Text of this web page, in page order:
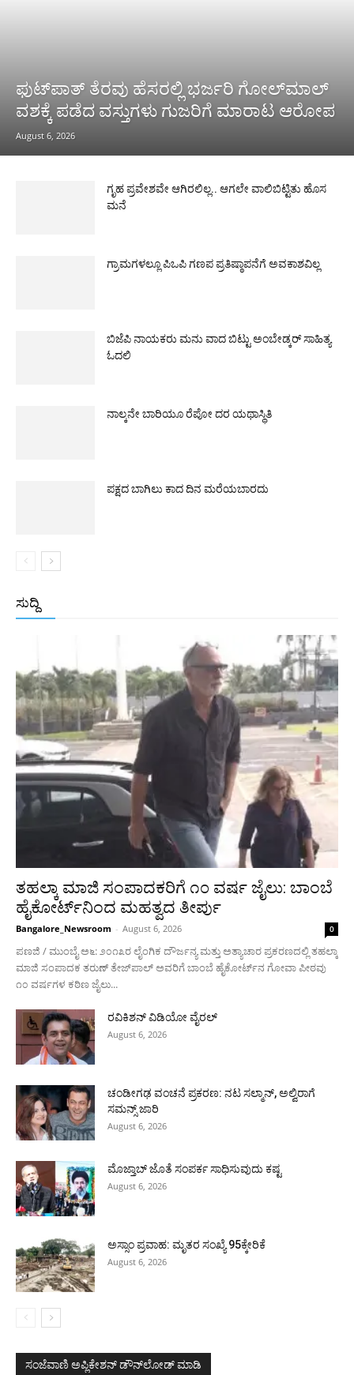
ಫುಟ್‌ಪಾತ್ ತೆರವು ಹೆಸರಲ್ಲಿ ಭರ್ಜರಿ ಗೋಲ್‌ಮಾಲ್
ವಶಕ್ಕೆ ಪಡೆದ ವಸ್ತುಗಳು ಗುಜರಿಗೆ ಮಾರಾಟ ಆರೋಪ
August 6, 2026
ಗೃಹ ಪ್ರವೇಶವೇ ಆಗಿರಲಿಲ್ಲ.. ಆಗಲೇ ವಾಲಿಬಿಟ್ಟಿತು ಹೊಸ
ಮನೆ
ಗ್ರಾಮಗಳಲ್ಲೂ ಪಿಒಪಿ ಗಣಪ ಪ್ರತಿಷ್ಠಾಪನೆಗೆ ಅವಕಾಶವಿಲ್ಲ
ಬಿಜೆಪಿ ನಾಯಕರು ಮನು ವಾದ ಬಿಟ್ಟು ಅಂಬೇಡ್ಕರ್ ಸಾಹಿತ್ಯ
ಓದಲಿ
ನಾಲ್ಕನೇ ಬಾರಿಯೂ ರೆಪೋ ದರ ಯಥಾಸ್ಥಿತಿ
ಪಕ್ಷದ ಬಾಗಿಲು ಕಾದ ದಿನ ಮರೆಯಬಾರದು
ಸುದ್ದಿ
ತಹಲ್ಕಾ ಮಾಜಿ ಸಂಪಾದಕರಿಗೆ ೧೦ ವರ್ಷ ಜೈಲು: ಬಾಂಬೆ
ಹೈಕೋರ್ಟ್‌ನಿಂದ ಮಹತ್ವದ ತೀರ್ಪು
Bangalore_Newsroom - August 6, 2026 0
ಪಣಜಿ / ಮುಂಬೈ ಅ೬: ೨೦೧೩ರ ಲೈಂಗಿಕ ದೌರ್ಜನ್ಯ ಮತ್ತು ಅತ್ಯಾಚಾರ ಪ್ರಕರಣದಲ್ಲಿ ತಹಲ್ಕಾ
ಮಾಜಿ ಸಂಪಾದಕ ತರುಣ್ ತೇಜ್‌ಪಾಲ್ ಅವರಿಗೆ ಬಾಂಬೆ ಹೈಕೋರ್ಟ್‌ನ ಗೋವಾ ಪೀಠವು
೧೦ ವರ್ಷಗಳ ಕಠಿಣ ಜೈಲು...
ರವಿಕಿಶನ್ ವಿಡಿಯೋ ವೈರಲ್
August 6, 2026
ಚಂಡೀಗಢ ವಂಚನೆ ಪ್ರಕರಣ: ನಟ ಸಲ್ಮಾನ್, ಅಲ್ವಿರಾಗೆ
ಸಮನ್ಸ್ ಜಾರಿ
August 6, 2026
ಮೊಜ್ತಾಬ್ ಜೊತೆ ಸಂಪರ್ಕ ಸಾಧಿಸುವುದು ಕಷ್ಟ
August 6, 2026
ಅಸ್ಸಾಂ ಪ್ರವಾಹ: ಮೃತರ ಸಂಖ್ಯೆ 95ಕ್ಕೇರಿಕೆ
August 6, 2026
ಸಂಜೆವಾಣಿ ಅಪ್ಲಿಕೇಶನ್ ಡೌನ್‌ಲೋಡ್ ಮಾಡಿ